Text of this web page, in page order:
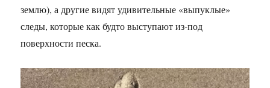
землю), а другие видят удивительные «выпуклые»
следы, которые как будто выступают из-под
поверхности песка.